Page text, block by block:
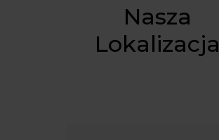
Nasza
Lokalizacja